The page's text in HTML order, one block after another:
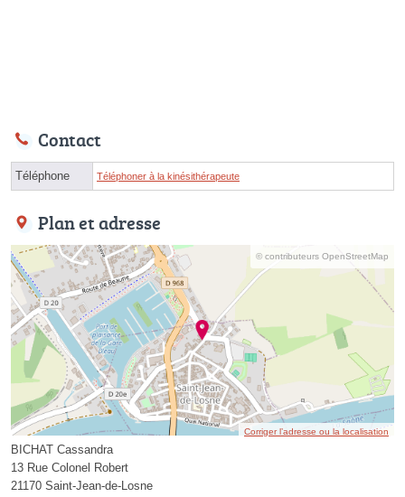
Contact
Téléphone Téléphoner à la kinésithérapeute
Plan et adresse
© contributeurs OpenStreetMap
Corriger l’adresse ou la localisation
BICHAT Cassandra
13 Rue Colonel Robert
21170 Saint-Jean-de-Losne